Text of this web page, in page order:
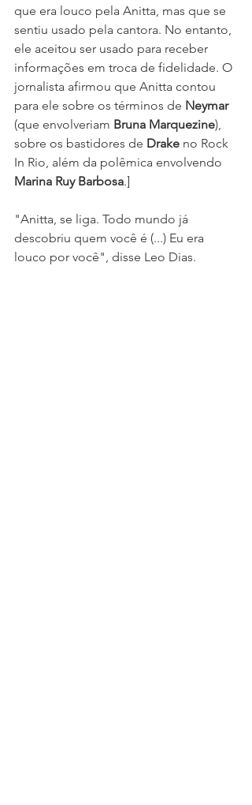
que era louco pela Anitta, mas que se
sentiu usado pela cantora. No entanto,
ele aceitou ser usado para receber
informações em troca de fidelidade. O
jornalista afirmou que Anitta contou
para ele sobre os términos de Neymar
(que envolveriam Bruna Marquezine),
sobre os bastidores de Drake no Rock
In Rio, além da polêmica envolvendo
Marina Ruy Barbosa.]
"Anitta, se liga. Todo mundo já
descobriu quem você é (...) Eu era
louco por você", disse Leo Dias.